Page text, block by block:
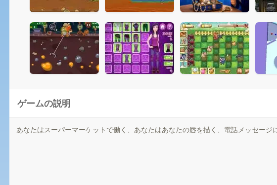
ゲームの説明
あなたはスーパーマーケットで働く、あなたはあなたの唇を描く、電話メッセージ